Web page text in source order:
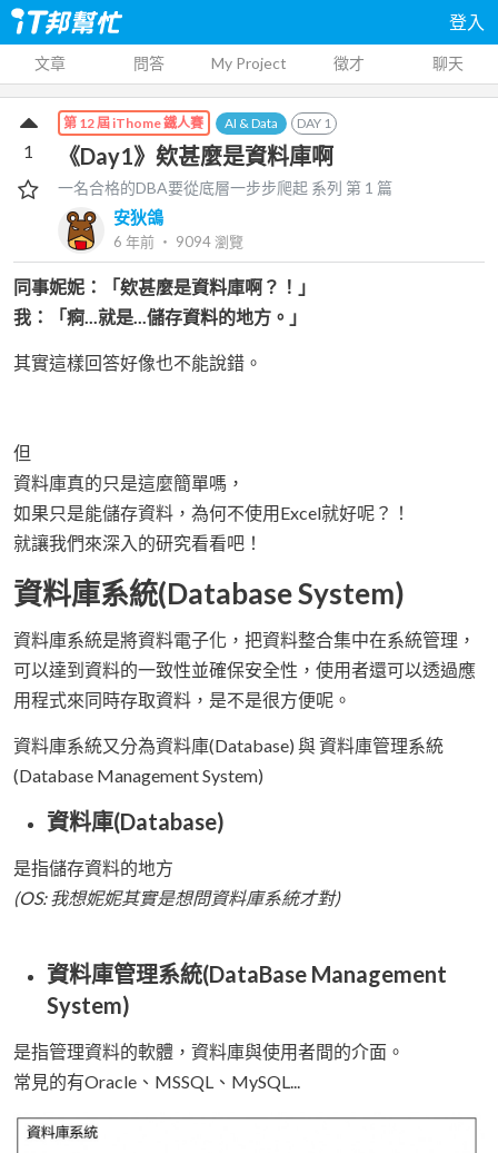
登入
文章 問答 My Project 徵才 聊天
第 12 屆 iThome 鐵人賽 AI & Data DAY 1
《Day1》欸甚麼是資料庫啊
一名合格的DBA要從底層一步步爬起 系列 第 1 篇
安狄鴿
6 年前 ‧ 9094瀏覽
1
同事妮妮：「欸甚麼是資料庫啊？！」
我：「痾...就是...儲存資料的地方。」
其實這樣回答好像也不能說錯。
但
資料庫真的只是這麼簡單嗎，
如果只是能儲存資料，為何不使用Excel就好呢？！
就讓我們來深入的研究看看吧！
資料庫系統(Database System)
資料庫系統是將資料電子化，把資料整合集中在系統管理，
可以達到資料的一致性並確保安全性，使用者還可以透過應
用程式來同時存取資料，是不是很方便呢。
資料庫系統又分為資料庫(Database) 與 資料庫管理系統
(Database Management System)
資料庫(Database)
是指儲存資料的地方
(OS: 我想妮妮其實是想問資料庫系統才對)
資料庫管理系統(DataBase Management
System)
是指管理資料的軟體，資料庫與使用者間的介面。
常見的有Oracle、MSSQL、MySQL...